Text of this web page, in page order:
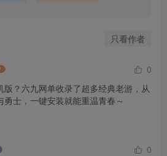
只看作者
0
版？六九网单收录了超多经典老游，从
勇士，一键安装就能重温青春～
0